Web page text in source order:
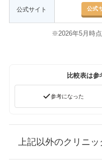
公式サイト 公式
※2026年5月時
比較表は参
参考になった
上記以外のクリニッ